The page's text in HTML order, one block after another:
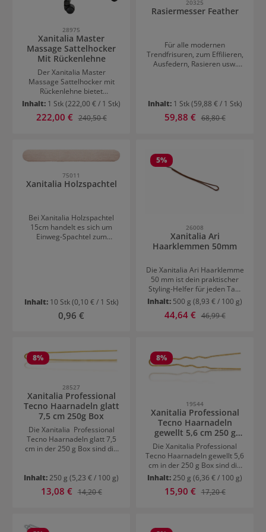
Friseuralltag.Vorteile:Ergono
mische Form für maximalen
NackenIdeal für intensive
Nutzung im
SalonHochwertige und
langlebige Verarbeitung
28975
Xanitalia Master
Massage Sattelhocker
Mit Rückenlehne
Der Xanitalia Master
Massage Sattelhocker mit
Rückenlehne bietet
ergonomischen Sitzkomfort
für den professionellen
Einsatz in Friseursalons,
Massagepraxen. Die
Sitzhaltung, während die
integrierte Rückenlehne
Anwendungen
bietet.Bequemes
ArbeitenDank der
leichtgängigen Rollen und der
Die hochwertige
funktionale Design machen
langlebigen und
komfortablen Lösung für den
Arbeitsalltag.
Inhalt: 1 Stk(222,00 € / 1 Stk)
Verkaufspreis:
222,00 € Regulärer Preis:
240,50 €
20325
Rasiermesser Feather
Für alle modernen
Trendfrisuren, zum Effilieren,
Ausfedern, Rasieren usw.
dieses Rasiermessers sorgt
bei der Handhabung.
Inhalt: 1 Stk(59,88 € / 1 Stk)
Verkaufspreis:
59,88 € Regulärer Preis:
68,80 €
75011
Xanitalia Holzspachtel
Bei Xanitalia Holzspachtel
15cm handelt es sich um
Einweg-Spachtel zum
Inhalt: 10 Stk(0,10 € / 1 Stk)
Regulärer Preis:
0,96 €
5%
26008
Xanitalia Ari
Haarklemmen 50mm
Die Xanitalia Ari Haarklemme
50 mm ist dein praktischer
Styling-Helfer für jeden Tag.
In den Farben Gold, Braun
und Schwarz erhältlich, passt
die Klemme sich jedem Look
zu ziepen, und ist ideal für
schnelle Stylings, Half-up
Looks oder dezente Akzente.
unkompliziertes Haarstyling.
Inhalt: 500 g (8,93 € / 100 g)
Verkaufspreis:
44,64 € Regulärer Preis:
46,99 €
8%
28527
Xanitalia Professional
Tecno Haarnadeln glatt
7,5 cm 250g Box
Die Xanitalia Professional
Tecno Haarnadeln glatt 7,5
cm in der 250 g Box sind die
Haar. Durch ihre glatte Form
lassen sie sich besonders
leicht einarbeiten und sorgen
Sie eignen sich perfekt für
Inhalt:250 g (5,23 € / 100 g)
Verkaufspreis:
13,08 € Regulärer Preis:
14,20 €
8%
19544
Xanitalia Professional
Tecno Haarnadeln
gewellt 5,6 cm 250 g
Box
Die Xanitalia Professional
Tecno Haarnadeln gewellt 5,6
cm in der 250 g Box sind die
perfekte Wahl für sicheren
Halt bei präzisen Stylings und
Hochsteckfrisuren. Durch
Inhalt:250 g (6,36 € / 100 g)
Verkaufspreis:
15,90 € Regulärer Preis:
17,20 €